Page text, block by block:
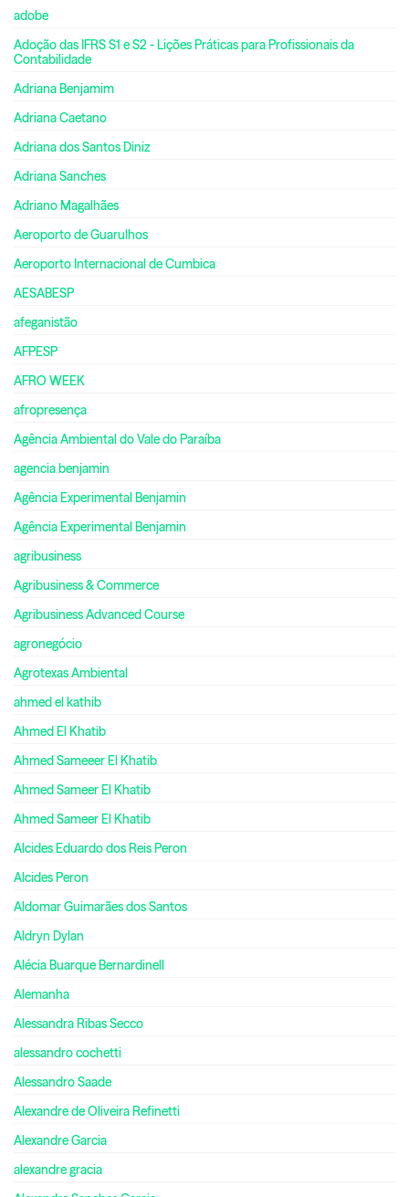
adobe
Adoção das IFRS S1 e S2 - Lições Práticas para Profissionais da
Contabilidade
Adriana Benjamim
Adriana Caetano
Adriana dos Santos Diniz
Adriana Sanches
Adriano Magalhães
Aeroporto de Guarulhos
Aeroporto Internacional de Cumbica
AESABESP
afeganistão
AFPESP
AFRO WEEK
afropresença
Agência Ambiental do Vale do Paraíba
agencia benjamin
Agência Experimental Benjamin
Agência Experimental Benjamin
agribusiness
Agribusiness & Commerce
Agribusiness Advanced Course
agronegócio
Agrotexas Ambiental
ahmed el kathib
Ahmed El Khatib
Ahmed Sameeer El Khatib
Ahmed Sameer El Khatib
Ahmed Sameer El Khatib
Alcides Eduardo dos Reis Peron
Alcides Peron
Aldomar Guimarães dos Santos
Aldryn Dylan
Alécia Buarque Bernardinell
Alemanha
Alessandra Ribas Secco
alessandro cochetti
Alessandro Saade
Alexandre de Oliveira Refinetti
Alexandre Garcia
alexandre gracia